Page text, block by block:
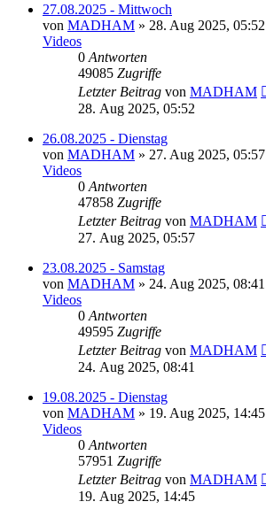
27.08.2025 - Mittwoch
von MADHAM » 28. Aug 2025, 05:52
Videos
0 Antworten
49085 Zugriffe
Letzter Beitrag von MADHAM
28. Aug 2025, 05:52
26.08.2025 - Dienstag
von MADHAM » 27. Aug 2025, 05:57
Videos
0 Antworten
47858 Zugriffe
Letzter Beitrag von MADHAM
27. Aug 2025, 05:57
23.08.2025 - Samstag
von MADHAM » 24. Aug 2025, 08:41
Videos
0 Antworten
49595 Zugriffe
Letzter Beitrag von MADHAM
24. Aug 2025, 08:41
19.08.2025 - Dienstag
von MADHAM » 19. Aug 2025, 14:45
Videos
0 Antworten
57951 Zugriffe
Letzter Beitrag von MADHAM
19. Aug 2025, 14:45